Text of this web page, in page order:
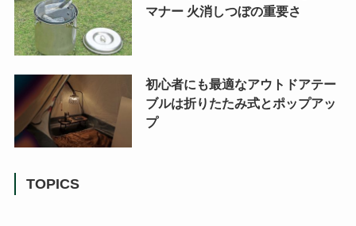
マナー 火消しつぼの重要さ
初心者にも最適なアウトドアテー
ブルは折りたたみ式とポップアッ
プ
TOPICS